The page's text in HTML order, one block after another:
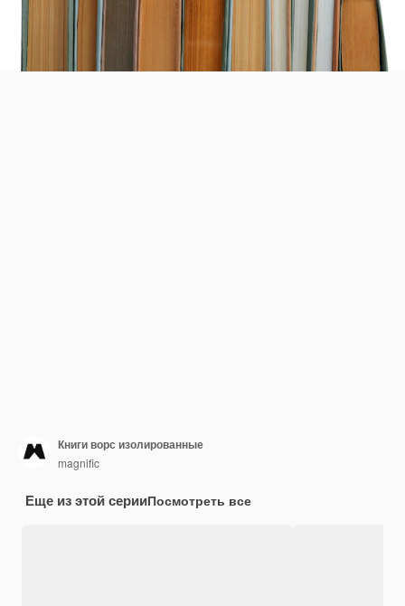
Книги ворс изолированные
magnific
Еще из этой серииПосмотреть все